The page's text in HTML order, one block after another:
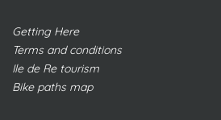
Getting Here
Terms and conditions
Ile de Re tourism
Bike paths map